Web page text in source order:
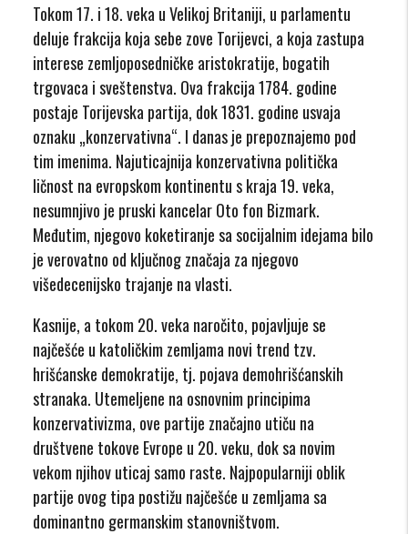
Tokom 17. i 18. veka u Velikoj Britaniji, u parlamentu
deluje frakcija koja sebe zove Torijevci, a koja zastupa
interese zemljoposedničke aristokratije, bogatih
trgovaca i sveštenstva. Ova frakcija 1784. godine
postaje Torijevska partija, dok 1831. godine usvaja
oznaku „konzervativna“. I danas je prepoznajemo pod
tim imenima. Najuticajnija konzervativna politička
ličnost na evropskom kontinentu s kraja 19. veka,
nesumnjivo je pruski kancelar Oto fon Bizmark.
Međutim, njegovo koketiranje sa socijalnim idejama bilo
je verovatno od ključnog značaja za njegovo
višedecenijsko trajanje na vlasti.
Kasnije, a tokom 20. veka naročito, pojavljuje se
najčešće u katoličkim zemljama novi trend tzv.
hrišćanske demokratije, tj. pojava demohrišćanskih
stranaka. Utemeljene na osnovnim principima
konzervativizma, ove partije značajno utiču na
društvene tokove Evrope u 20. veku, dok sa novim
vekom njihov uticaj samo raste. Najpopularniji oblik
partije ovog tipa postižu najčešće u zemljama sa
dominantno germanskim stanovništvom.